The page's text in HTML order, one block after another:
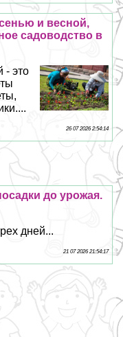
и весной,
садоводство в
- это
26 07 2026 2:54:14
до урожая.
дней...
21 07 2026 21:54:17